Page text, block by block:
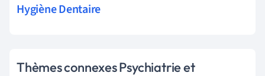
Hygiène Dentaire
Thèmes connexes Psychiatrie et